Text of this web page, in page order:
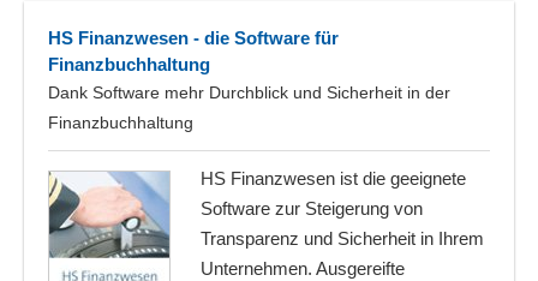
HS Finanzwesen - die Software für
Finanzbuchhaltung
Dank Software mehr Durchblick und Sicherheit in der
Finanzbuchhaltung
HS Finanzwesen ist die geeignete
Software zur Steigerung von
Transparenz und Sicherheit in Ihrem
Unternehmen. Ausgereifte